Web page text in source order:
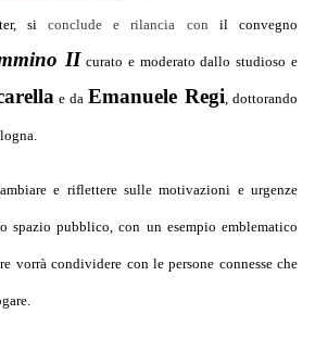
si conclude e rilancia con il convegno
II curato e moderato dallo studioso e
e da Emanuele Regi , dottorando
e riflettere sulle motivazioni e urgenze
spazio pubblico, con un esempio emblematico
vorrà condividere con le persone connesse che